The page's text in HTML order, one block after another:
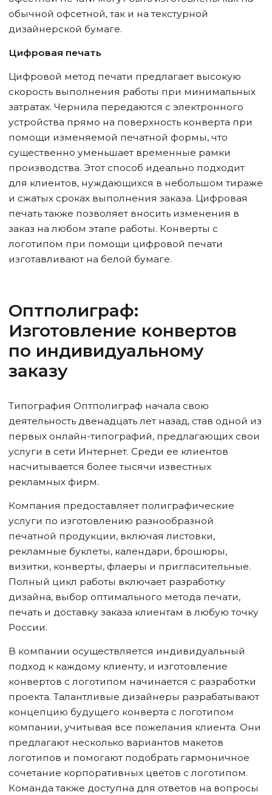
обычной офсетной, так и на текстурной
дизайнерской бумаге.
Цифровая печать
Цифровой метод печати предлагает высокую
скорость выполнения работы при минимальных
затратах. Чернила передаются с электронного
устройства прямо на поверхность конверта при
помощи изменяемой печатной формы, что
существенно уменьшает временные рамки
производства. Этот способ идеально подходит
для клиентов, нуждающихся в небольшом тираже
и сжатых сроках выполнения заказа. Цифровая
печать также позволяет вносить изменения в
заказ на любом этапе работы. Конверты с
логотипом при помощи цифровой печати
изготавливают на белой бумаге.
Оптполиграф:
Изготовление конвертов
по индивидуальному
заказу
Типография Оптполиграф начала свою
деятельность двенадцать лет назад, став одной из
первых онлайн-типографий, предлагающих свои
услуги в сети Интернет. Среди ее клиентов
насчитывается более тысячи известных
рекламных фирм.
Компания предоставляет полиграфические
услуги по изготовлению разнообразной
печатной продукции, включая листовки,
рекламные буклеты, календари, брошюры,
визитки, конверты, флаеры и пригласительные.
Полный цикл работы включает разработку
дизайна, выбор оптимального метода печати,
печать и доставку заказа клиентам в любую точку
России.
В компании осуществляется индивидуальный
подход к каждому клиенту, и изготовление
конвертов с логотипом начинается с разработки
проекта. Талантливые дизайнеры разрабатывают
концепцию будущего конверта с логотипом
компании, учитывая все пожелания клиента. Они
предлагают несколько вариантов макетов
логотипов и помогают подобрать гармоничное
сочетание корпоративных цветов с логотипом.
Команда также доступна для ответов на вопросы